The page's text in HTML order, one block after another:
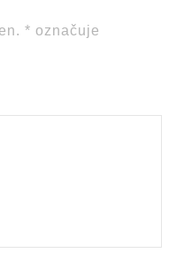
* označuje